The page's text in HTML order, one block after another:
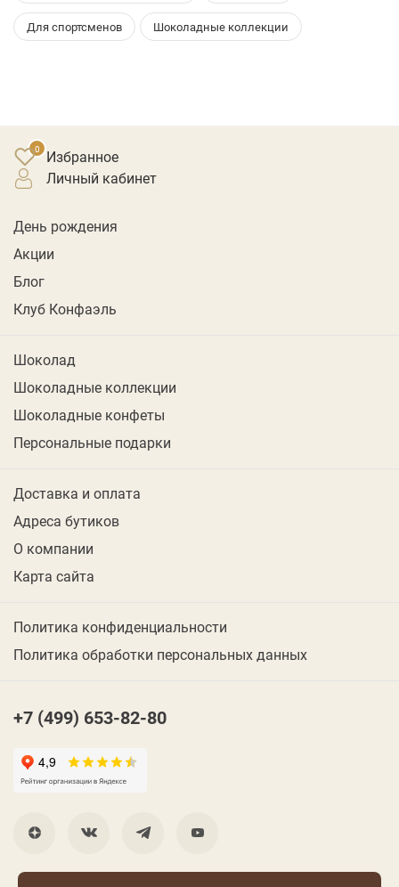
Для спортсменов Шоколадные коллекции
Избранное
личный кабинет
День рождения
Акции
Блог
Клуб Конфаэль
Шоколад
Шоколадные коллекции
Шоколадные конфеты
Персональные подарки
Доставка и оплата
Адреса бутиков
О компании
Карта сайта
Политика конфиденциальности
Политика обработки персональных данных
+7 (499) 653-82-80